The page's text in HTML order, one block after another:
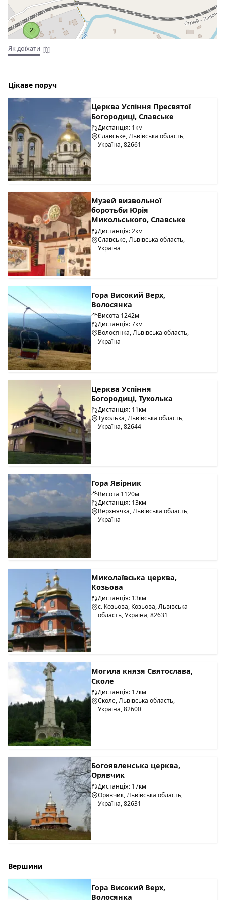
2
Як доїхати
Цікаве поруч
Церква Успіння Пресвятої
Богородиці, Славське
Дистанція: 1км
Славське, Львівська область,
Україна, 82661
Музей визвольної
боротьби Юрія
Микольського, Славське
Дистанція: 2км
Славське, Львівська область,
Україна
Гора Високий Верх,
Волосянка
Висота 1242м
Дистанція: 7км
Волосянка, Львівська область,
Україна
Церква Успіння
Богородиці, Тухолька
Дистанція: 11км
Тухолька, Львівська область,
Україна, 82644
Гора Явірник
Висота 1120м
Дистанція: 13км
Верхнячка, Львівська область,
Україна
Миколаївська церква,
Козьова
Дистанція: 13км
с. Козьова, Козьова, Львівська
область, Україна, 82631
Могила князя Святослава,
Сколе
Дистанція: 17км
Сколе, Львівська область,
Україна, 82600
Богоявленська церква,
Орявчик
Дистанція: 17км
Орявчик, Львівська область,
Україна, 82631
Вершини
Гора Високий Верх,
Волосянка